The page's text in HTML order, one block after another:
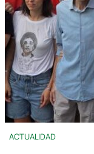
ACTUALIDAD